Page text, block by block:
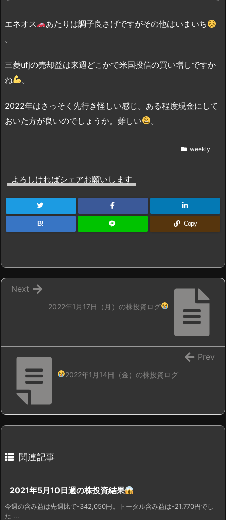
エネオス
あたりは調子良さげですがその他はいまいち
。
三菱ufjの売却益は来週どこかで米国投信の買い増しですか
ね
。
2022年はさっそく先行き怪しい感じ。ある程度現金にして
おいた方が良いのでしょうか。難しい
。
weekly
よろしければシェアお願いします
B! Copy
2022年1月17日（月）の株投資ログ
Next
2022年1月14日（金）の株投資ログ
Prev
関連記事
2021年5月10日週の株投資結果
今週の含み益は先週比で-342,050円。トータル含み益は-21,770円でし
た ...